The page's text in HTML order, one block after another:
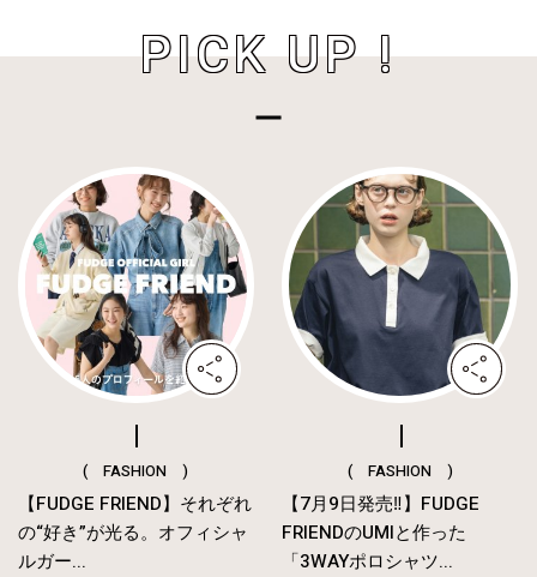
PICK UP !
( FASHION )
【FUDGE FRIEND】それぞれ
の“好き”が光る。オフィシャ
ルガー...
( FASHION )
【7月9日発売‼︎】FUDGE
FRIENDのUMIと作った
「3WAYポロシャツ...